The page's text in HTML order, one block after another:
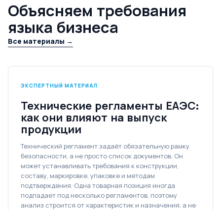
Объясняем требования
языка бизнеса
Все материалы →
ЭКСПЕРТНЫЙ МАТЕРИАЛ
Технические регламенты ЕАЭС:
как они влияют на выпуск
продукции
Технический регламент задаёт обязательную рамку
безопасности, а не просто список документов. Он
может устанавливать требования к конструкции,
составу, маркировке, упаковке и методам
подтверждения. Одна товарная позиция иногда
подпадает под несколько регламентов, поэтому
анализ строится от характеристик и назначения, а не